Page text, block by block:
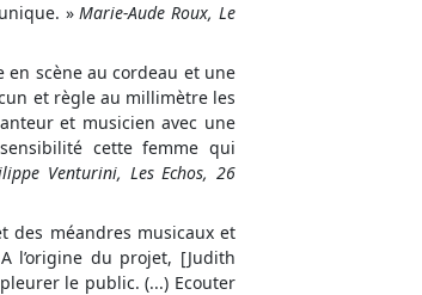
»Marie-Aude Roux, Le
en scène au cordeau et une
et règle au millimètre les
et musicien avec une
cette femme qui
Venturini, Les Echos, 26
des méandres musicaux et
l’origine du projet, [Judith
le public. (...) Ecouter